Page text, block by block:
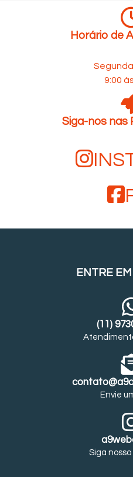
Horário de
9:00
Siga-nos nas
ENTRE
(11)
Envie
Siga